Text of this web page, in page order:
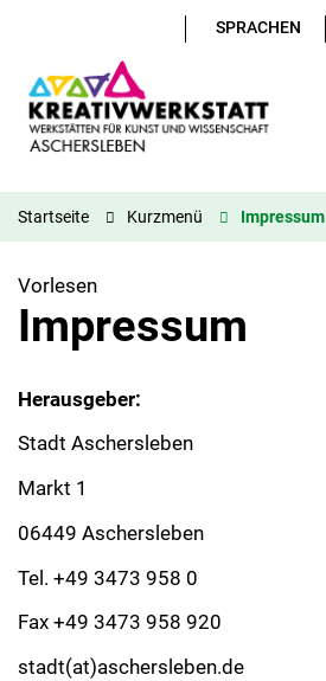
SPRACHEN
Startseite Kurzmenü Impressum
Vorlesen
Impressum
Herausgeber:
Stadt Aschersleben
Markt 1
06449 Aschersleben
Tel. +49 3473 958 0
Fax +49 3473 958 920
stadt(at)aschersleben.de